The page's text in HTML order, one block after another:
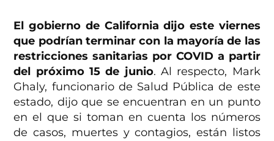
El gobierno de California dijo este viernes
que podrían terminar con la mayoría de las
restricciones sanitarias por COVID a partir
del próximo 15 de junio. Al respecto, Mark
Ghaly, funcionario de Salud Pública de este
estado, dijo que se encuentran en un punto
en el que si toman en cuenta los números
de casos, muertes y contagios, están listos